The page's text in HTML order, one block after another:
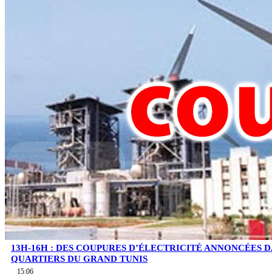
13H-16H : DES COUPURES D’ÉLECTRICITÉ ANNONCÉES
QUARTIERS DU GRAND TUNIS
15:06